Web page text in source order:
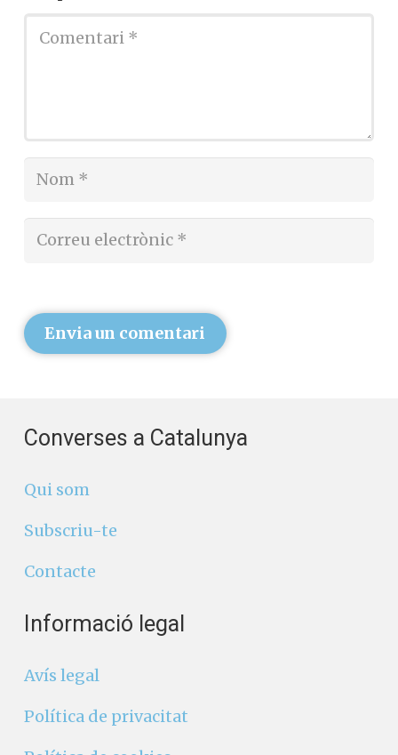
Envia un comentari
Converses a Catalunya
Qui som
Subscriu-te
Contacte
Informació legal
Avís legal
Política de privacitat